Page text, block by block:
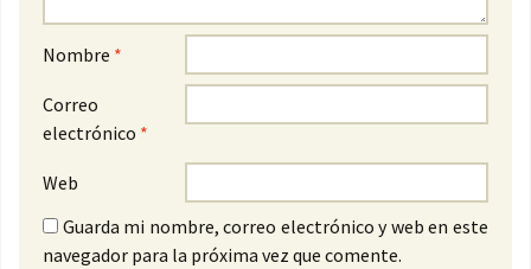
Nombre *
Correo
electrónico *
Web
Guarda mi nombre, correo electrónico y web en este
navegador para la próxima vez que comente.